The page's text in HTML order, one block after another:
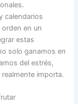
calendarios
en un
estas
solo ganamos en
del estrés,
importa.